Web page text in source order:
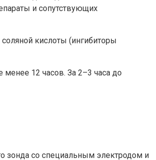
и сопутствующих
кислоты (ингибиторы
12 часов. За 2–3 часа до
зонда со специальным электродом и